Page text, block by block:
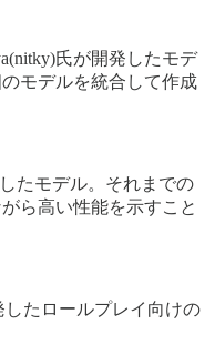
氏が開発したモデ
モデルを統合して作成
たモデル。それまでの
ら高い性能を示すこと
したロールプレイ向けの